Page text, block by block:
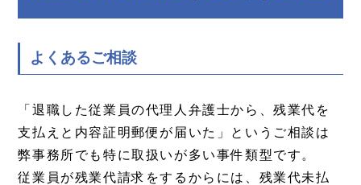
よくあるご相談
「退職した従業員の代理人弁護士から、残業代を
支払えと内容証明郵便が届いた」というご相談は
弊事務所でも特に取扱いが多い事件類型です。
従業員が残業代請求をするからには、残業代未払